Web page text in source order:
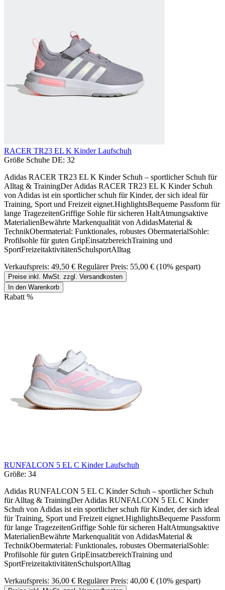
RACER TR23 EL K Kinder Laufschuh
Größe Schuhe DE: 32
Adidas RACER TR23 EL K Kinder Schuh – sportlicher Schuh für
Alltag & TrainingDer Adidas RACER TR23 EL K Kinder Schuh
von Adidas ist ein sportlicher schuh für Kinder, der sich ideal für
Training, Sport und Freizeit eignet.HighlightsBequeme Passform für
lange TragezeitenGriffige Sohle für sicheren HaltAtmungsaktive
MaterialienBewährte Markenqualität von AdidasMaterial &
TechnikObermaterial: Funktionales, robustes ObermaterialSohle:
Profilsohle für guten GripEinsatzbereichTraining und
SportFreizeitaktivitätenSchulsportAlltag
Verkaufspreis: 49,50 € Regulärer Preis: 55,00 € (10% gespart)
Preise inkl. MwSt. zzgl. Versandkosten
In den Warenkorb
Rabatt %
RUNFALCON 5 EL C Kinder Laufschuh
Größe: 34
Adidas RUNFALCON 5 EL C Kinder Schuh – sportlicher Schuh
für Alltag & TrainingDer Adidas RUNFALCON 5 EL C Kinder
Schuh von Adidas ist ein sportlicher schuh für Kinder, der sich ideal
für Training, Sport und Freizeit eignet.HighlightsBequeme Passform
für lange TragezeitenGriffige Sohle für sicheren HaltAtmungsaktive
MaterialienBewährte Markenqualität von AdidasMaterial &
TechnikObermaterial: Funktionales, robustes ObermaterialSohle:
Profilsohle für guten GripEinsatzbereichTraining und
SportFreizeitaktivitätenSchulsportAlltag
Verkaufspreis: 36,00 € Regulärer Preis: 40,00 € (10% gespart)